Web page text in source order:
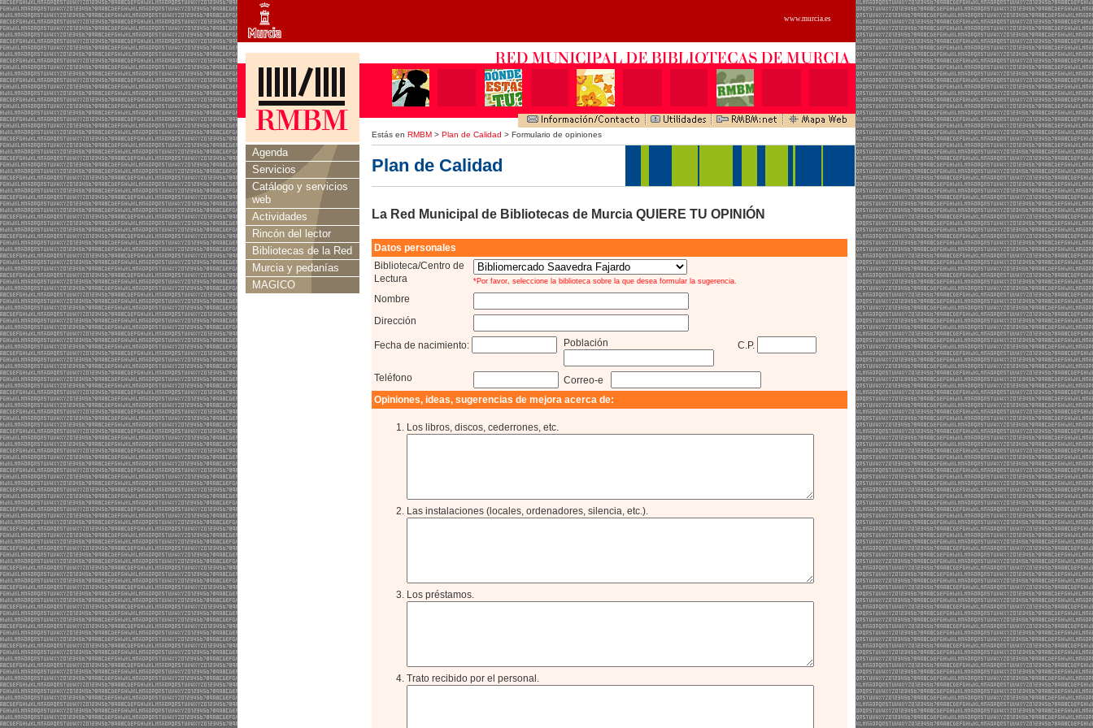
www.murcia.es
Estás en RMBM > Plan de Calidad > Formulario de opiniones
Agenda
Servicios
Catálogo y servicios
web
Actividades
Rincón del lector
Bibliotecas de la Red
Murcia y pedanías
MAGICO
Plan de Calidad
La Red Municipal de Bibliotecas de Murcia QUIERE TU OPINIÓN
Datos personales
Biblioteca/Centro de
Lectura
*Por favor, seleccione la biblioteca sobre la que desea formular la sugerencia.
Nombre
Dirección
Fecha de nacimiento: Población C.P.
Teléfono
Correo-e
Opiniones, ideas, sugerencias de mejora acerca de:
Los libros, discos, cederrones, etc.
Las instalaciones (locales, ordenadores, silencia, etc.).
Los préstamos.
Trato recibido por el personal.